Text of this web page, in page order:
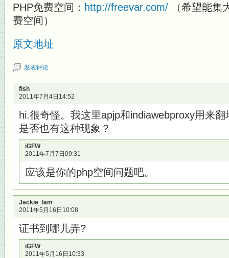
PHP免费空间： http://freevar.com/ （希望能集
费空间）
原文地址
发表评论
fish
2011年7月4日14:52
hi.很奇怪。我这里apjp和indiawebproxy用来
是否也有这种现象？
iGFW
2011年7月7日09:31
应该是你的php空间问题吧。
Jackie_lam
2011年5月16日10:08
证书到哪儿弄?
iGFW
2011年5月16日10:33